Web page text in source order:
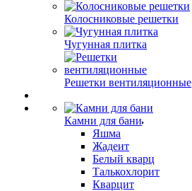
Колосниковые решетки
Чугунная плитка
Решетки вентиляционные
Камни для бани
Яшма
Жадеит
Белый кварц
Талькохлорит
Кварцит